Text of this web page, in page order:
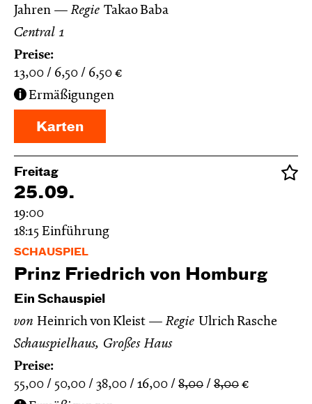
Jahren
Regie Takao Baba
Central 1
Preise:
13,00
6,50 6,50 €
Ermäßigungen
Karten
Freitag
25.09.
19:00
18:15 Einführung
SCHAUSPIEL
Prinz Friedrich von Homburg
Ein Schauspiel
von Heinrich von Kleist Regie Ulrich Rasche
Schauspielhaus, Großes Haus
Preise:
55,00
50,00 38,00 16,00 8,00 8,00 €